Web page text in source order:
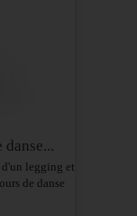
danse...
legging et
de danse